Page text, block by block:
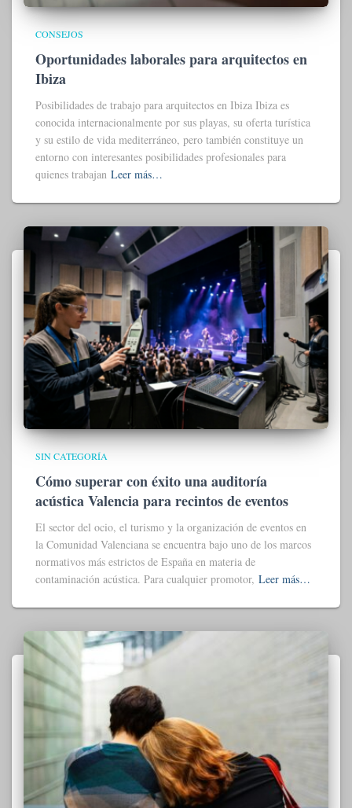
CONSEJOS
Oportunidades laborales para arquitectos en
Ibiza
Posibilidades de trabajo para arquitectos en Ibiza Ibiza es
conocida internacionalmente por sus playas, su oferta turística
y su estilo de vida mediterráneo, pero también constituye un
entorno con interesantes posibilidades profesionales para
quienes trabajan Leer más…
SIN CATEGORÍA
Cómo superar con éxito una auditoría
acústica Valencia para recintos de eventos
El sector del ocio, el turismo y la organización de eventos en
la Comunidad Valenciana se encuentra bajo uno de los marcos
normativos más estrictos de España en materia de
contaminación acústica. Para cualquier promotor, Leer más…